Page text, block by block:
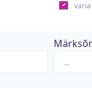
varia